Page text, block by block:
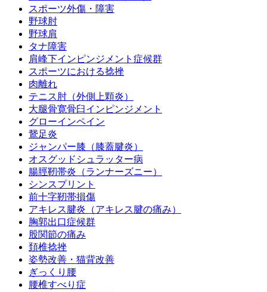
スポーツ外傷・障害
野球肘
野球肩
タナ障害
肩峰下インピンジメント症候群
スポーツにおける捻挫
肉離れ
テニス肘（外側上顆炎）
大腿骨寛骨臼インピンジメント
グローインペイン
鵞足炎
ジャンパー膝（膝蓋腱炎）
オスグッドシュラッター病
腸脛靭帯炎（ランナーズニー）
シンスプリント
前十字靭帯損傷
アキレス腱炎（アキレス腱の痛み）
胸郭出口症候群
股関節の痛み
頚椎捻挫
姿勢改善・猫背改善
ぎっくり腰
腰椎すべり症